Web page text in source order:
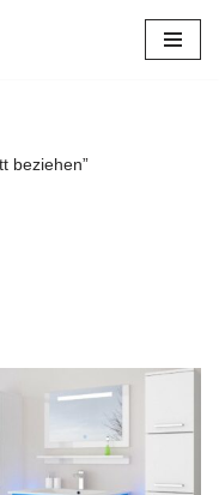
beziehen”